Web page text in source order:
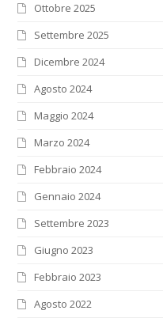
Ottobre 2025
Settembre 2025
Dicembre 2024
Agosto 2024
Maggio 2024
Marzo 2024
Febbraio 2024
Gennaio 2024
Settembre 2023
Giugno 2023
Febbraio 2023
Agosto 2022